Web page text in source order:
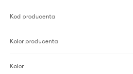
Kod producenta
Kolor producenta
Kolor